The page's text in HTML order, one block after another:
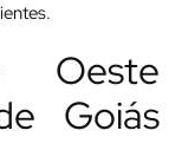
Oeste
Goiás